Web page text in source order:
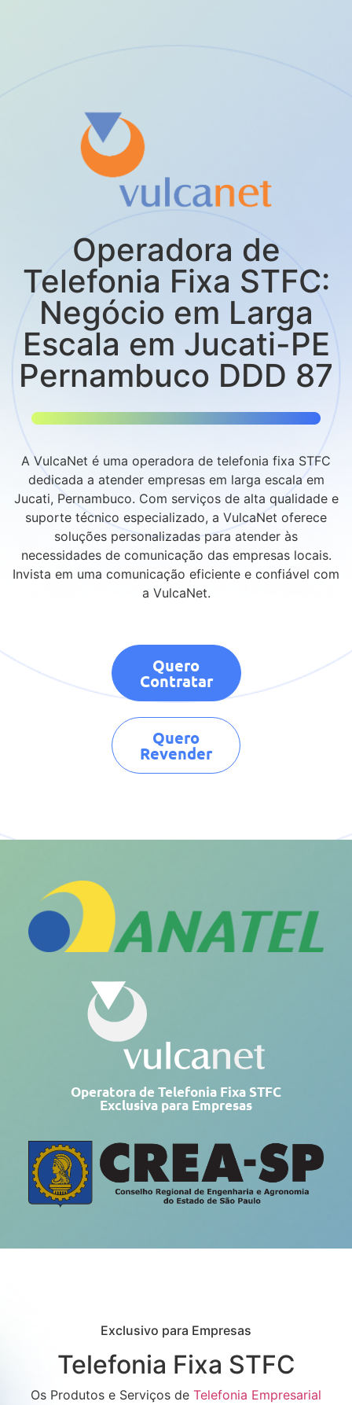
Operadora de
Telefonia Fixa STFC:
Negócio em Larga
Escala em Jucati-PE
Pernambuco DDD 87
A VulcaNet é uma operadora de telefonia fixa STFC
dedicada a atender empresas em larga escala em
Jucati, Pernambuco. Com serviços de alta qualidade e
suporte técnico especializado, a VulcaNet oferece
soluções personalizadas para atender às
necessidades de comunicação das empresas locais.
Invista em uma comunicação eficiente e confiável com
a VulcaNet.
Quero
Contratar
Quero
Revender
Operatora de Telefonia Fixa STFC
Exclusiva para Empresas
Exclusivo para Empresas
Telefonia Fixa STFC
Os Produtos e Serviços de Telefonia Empresarial